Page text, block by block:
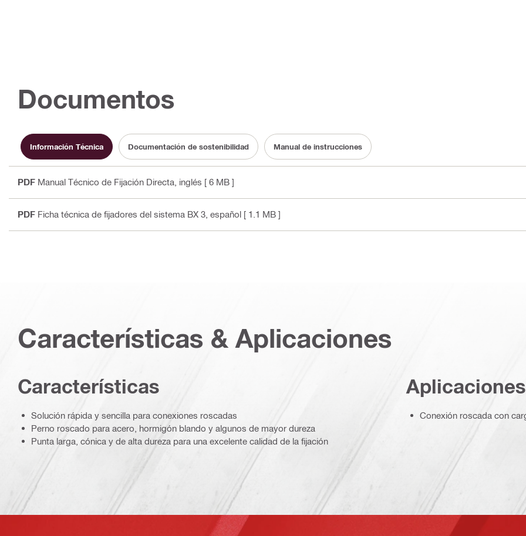
Documentos
Información Técnica Documentación de sostenibilidad Manual de instrucciones
PDF Manual Técnico de Fijación Directa , inglés [ 6 MB ]
PDF Ficha técnica de fijadores del sistema BX 3 , español [ 1.1 MB ]
Características & Aplicaciones
Características
Solución rápida y sencilla para conexiones roscadas
Perno roscado para acero, hormigón blando y algunos de mayor dureza
Punta larga, cónica y de alta dureza para una excelente calidad de la fijación
Aplicaciones
Conexión roscada con